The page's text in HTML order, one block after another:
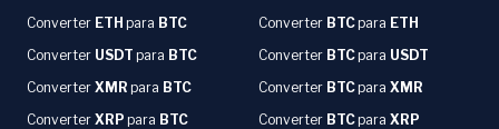
Converter ETH para BTC Converter BTCpara ETH
Converter USDT para BTC Converter BTCpara USDT
Converter XMR para BTC Converter BTCpara XMR
Converter XRP para BTC Converter BTCpara XRP